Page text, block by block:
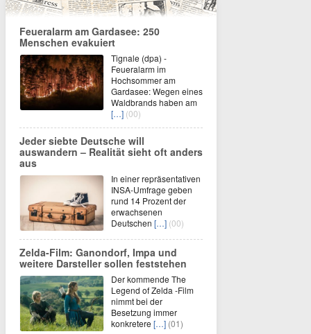
Feueralarm am Gardasee: 250
Menschen evakuiert
Tignale (dpa) -
Feueralarm im
Hochsommer am
Gardasee: Wegen eines
Waldbrands haben am
[…] (00)
Jeder siebte Deutsche will
auswandern – Realität sieht oft anders
aus
In einer repräsentativen
INSA-Umfrage geben
rund 14 Prozent der
erwachsenen
Deutschen […] (00)
Zelda-Film: Ganondorf, Impa und
weitere Darsteller sollen feststehen
Der kommende The
Legend of Zelda -Film
nimmt bei der
Besetzung immer
konkretere […] (01)